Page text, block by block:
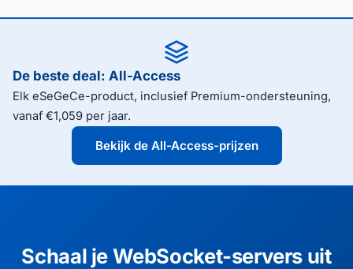
De beste deal: All-Access
Elk eSeGeCe-product, inclusief Premium-ondersteuning,
vanaf €1,059 per jaar.
Bekijk de All-Access-prijzen
Schaal je WebSocket-servers uit